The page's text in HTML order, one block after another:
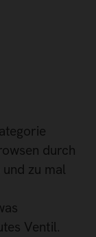
durch
zu mal
Ventil.